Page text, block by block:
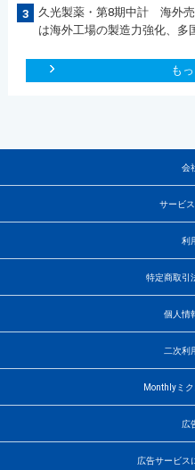
3
久光製薬・第8期中計 海外
は海外工場の製造力強化、多
も
会
サービ
利
特定商取引
個人情
二次利
Monthlyミ
広
広告サービス